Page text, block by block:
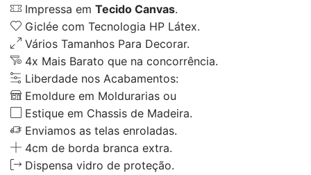
Impressa em Tecido Canvas.
Giclée com Tecnologia HP Látex.
Vários Tamanhos Para Decorar.
4x Mais Barato que na concorrência.
Liberdade nos Acabamentos:
Emoldure em Moldurarias ou
Estique em Chassis de Madeira.
Enviamos as telas enroladas.
4cm de borda branca extra.
Dispensa vidro de proteção.